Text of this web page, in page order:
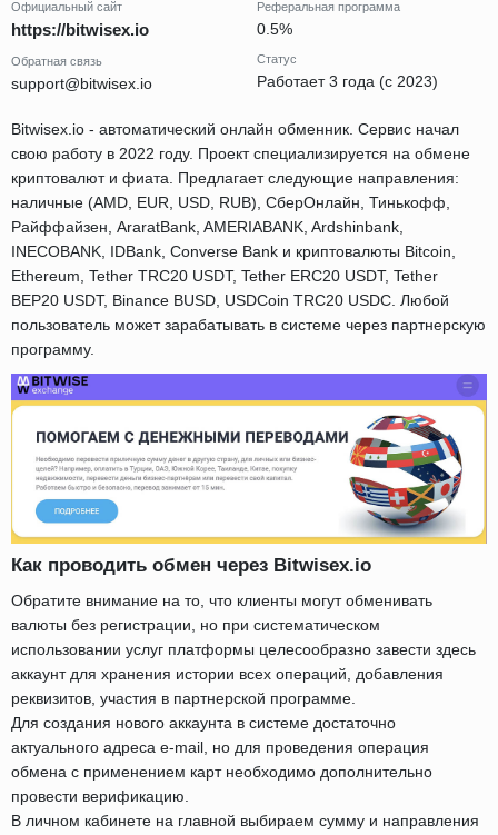
Официальный сайт
https://bitwisex.io
Обратная связь
support@bitwisex.io
Реферальная программа
0.5%
Статус
Работает 3 года (с 2023)
Bitwisex.io - автоматический онлайн обменник. Сервис начал
свою работу в 2022 году. Проект специализируется на обмене
криптовалют и фиата. Предлагает следующие направления:
наличные (AMD, EUR, USD, RUB), СберОнлайн, Тинькофф,
Райффайзен, AraratBank, AMERIABANK, Ardshinbank,
INECOBANK, IDBank, Converse Bank и криптовалюты Bitcoin,
Ethereum, Tether TRC20 USDT, Tether ERC20 USDT, Tether
BEP20 USDT, Binance BUSD, USDCoin TRC20 USDC. Любой
пользователь может зарабатывать в системе через партнерскую
программу.
Как проводить обмен через Bitwisex.io
Обратите внимание на то, что клиенты могут обменивать
валюты без регистрации, но при систематическом
использовании услуг платформы целесообразно завести здесь
аккаунт для хранения истории всех операций, добавления
реквизитов, участия в партнерской программе.
Для создания нового аккаунта в системе достаточно
актуального адреса e-mail, но для проведения операция
обмена с применением карт необходимо дополнительно
провести верификацию.
В личном кабинете на главной выбираем сумму и направления